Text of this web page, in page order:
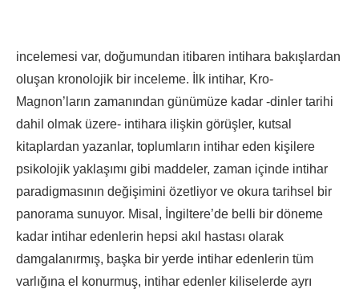
incelemesi var, doğumundan itibaren intihara bakışlardan
oluşan kronolojik bir inceleme. İlk intihar, Kro-
Magnon’ların zamanından günümüze kadar -dinler tarihi
dahil olmak üzere- intihara ilişkin görüşler, kutsal
kitaplardan yazanlar, toplumların intihar eden kişilere
psikolojik yaklaşımı gibi maddeler, zaman içinde intihar
paradigmasının değişimini özetliyor ve okura tarihsel bir
panorama sunuyor. Misal, İngiltere’de belli bir döneme
kadar intihar edenlerin hepsi akıl hastası olarak
damgalanırmış, başka bir yerde intihar edenlerin tüm
varlığına el konurmuş, intihar edenler kiliselerde ayrı